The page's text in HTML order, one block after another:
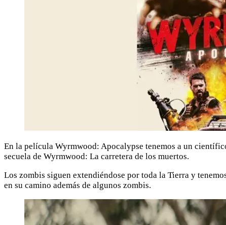
En la película Wyrmwood: Apocalypse tenemos a un
secuela de Wyrmwood: La carretera de los muertos.
Los zombis siguen extendiéndose por toda la Tierra y
en su camino además de algunos zombis.